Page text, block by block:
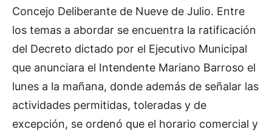
Concejo Deliberante de Nueve de Julio. Entre
los temas a abordar se encuentra la ratificación
del Decreto dictado por el Ejecutivo Municipal
que anunciara el Intendente Mariano Barroso el
lunes a la mañana, donde además de señalar las
actividades permitidas, toleradas y de
excepción, se ordenó que el horario comercial y